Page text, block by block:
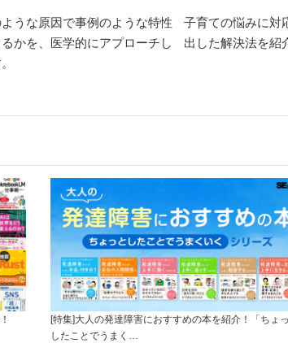
ような原因で事例のような特性
かを、医学的にアプローチし
子育ての悩みに対
出した解決法を紹
[特集]大人の発達障害におすすめの本を紹介！「ちょ
したことでうまく…